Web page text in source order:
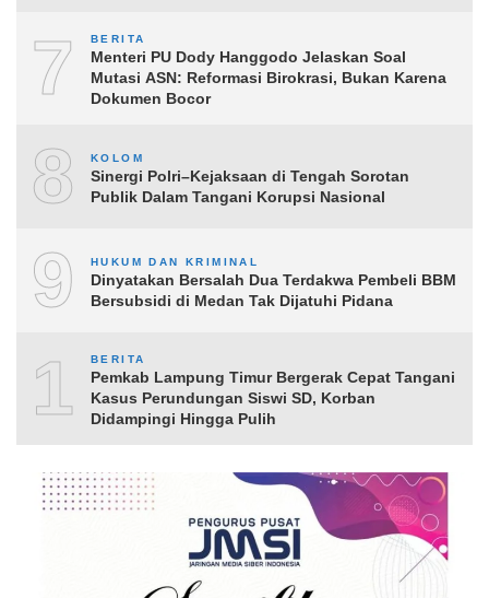
7 BERITA
Menteri PU Dody Hanggodo Jelaskan Soal
Mutasi ASN: Reformasi Birokrasi, Bukan Karena
Dokumen Bocor
8 KOLOM
Sinergi Polri–Kejaksaan di Tengah Sorotan
Publik Dalam Tangani Korupsi Nasional
9 HUKUM DAN KRIMINAL
Dinyatakan Bersalah Dua Terdakwa Pembeli BBM
Bersubsidi di Medan Tak Dijatuhi Pidana
10BERITA
Pemkab Lampung Timur Bergerak Cepat Tangani
Kasus Perundungan Siswi SD, Korban
Didampingi Hingga Pulih